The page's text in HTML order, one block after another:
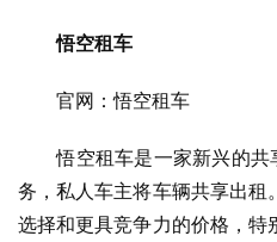
悟空租车
官网：悟空租车
悟空租车是一家新兴的共
务，私人车主将车辆共享出租
选择和更具竞争力的价格，特